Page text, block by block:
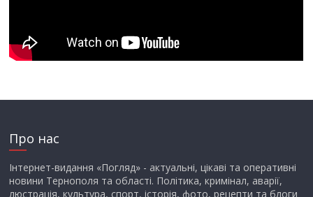
Про нас
Інтернет-видання «Погляд» - актуальні, цікаві та оперативні
новини Тернополя та області. Політика, кримінал, аварії,
люстрація, культура, спорт, історія, фото, рецепти та блоги